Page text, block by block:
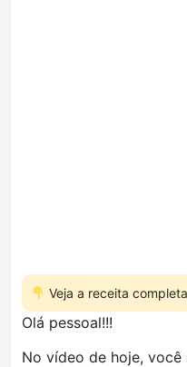
Veja a receita
Olá pessoal!!!
No vídeo de hoje, você